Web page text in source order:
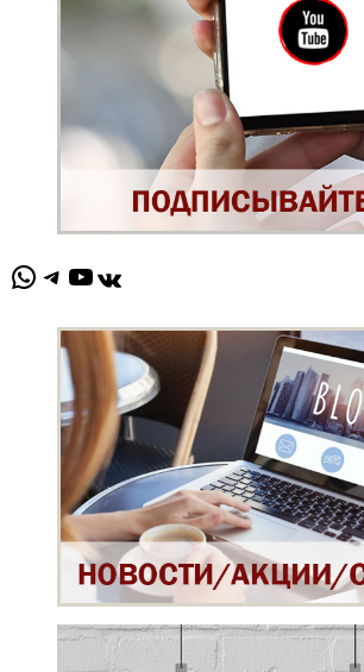
WhatsApp Telegram YouTube ВКонтакте